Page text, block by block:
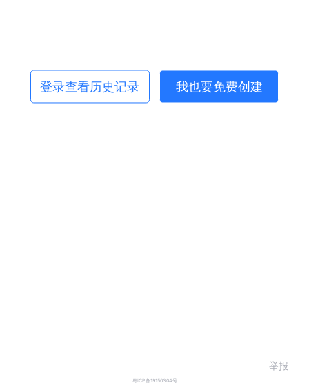
登录查看历史记录 我也要免费创建
粤ICP备19150304号
举报